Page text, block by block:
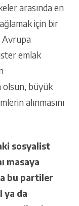
arasında en
için bir
Avrupa
emlak
olsun, büyük
alınmasını
sosyalist
masaya
bu partiler
ya da